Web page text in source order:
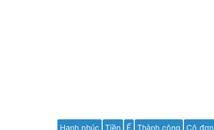
Hạnh phúc
Tiền Ế Thành công Cô đơn